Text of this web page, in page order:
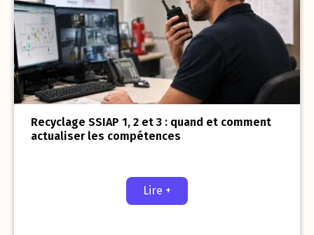
Recyclage SSIAP 1, 2 et 3 : quand et comment
actualiser les compétences
Lire +